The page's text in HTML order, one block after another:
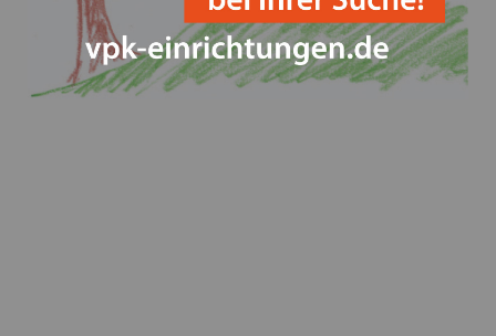
Heimleiter*innentreffen in Präsenz am 21. September
2023 in Seeshaupt in Oberbayern und zeitgleich in
Wertach in Schwaben